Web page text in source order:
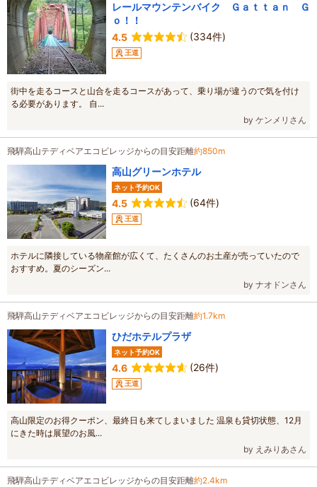
レールマウンテンバイク Ｇａｔｔａｎ Ｇ
ｏ！！
4.5
(334件)
王道
街中を走るコースと山合を走るコースがあって、乗り場が違うので気を付け
る必要があります。 自...
by ケンメリさん
飛騨高山テディベアエコビレッジからの目安距離約850m
高山グリーンホテル
ネット予約OK
4.5 (64件)
王道
ホテルに隣接している物産館が広くて、たくさんのお土産が売っていたので
おすすめ。夏のシーズン...
by ナオドンさん
飛騨高山テディベアエコビレッジからの目安距離約1.7km
ひだホテルプラザ
ネット予約OK
4.6 (26件)
王道
高山限定のお得クーポン、最終日も来てしまいました 温泉も貸切状態、12月
にきた時は展望のお風...
by えみりあさん
飛騨高山テディベアエコビレッジからの目安距離約2.4km